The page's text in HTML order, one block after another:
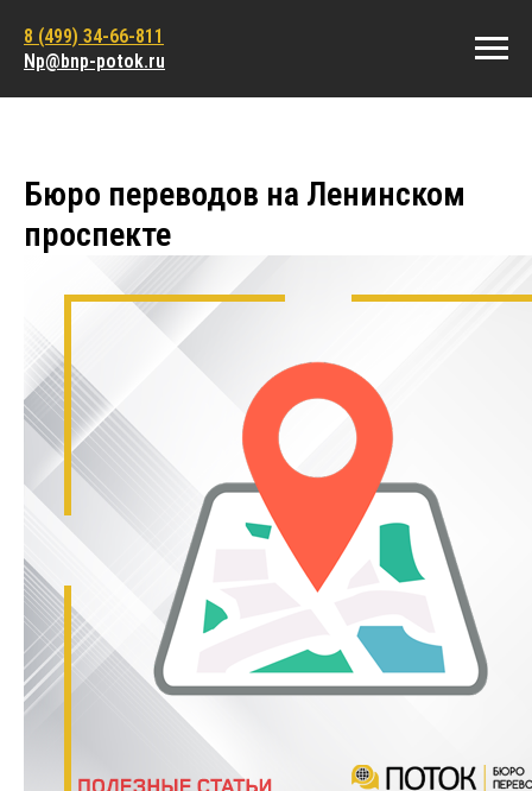
8 (499) 34-66-811
Np@bnp-potok.ru
Бюро переводов на Ленинском
проспекте